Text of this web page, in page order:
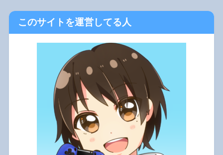
このサイトを運営してる人